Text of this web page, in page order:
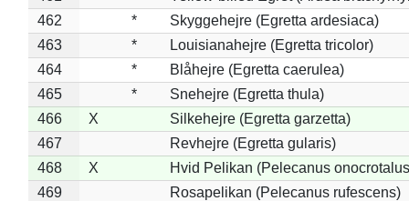
462
*
Skyggehejre (Egretta ardesiaca)
463
*
Louisianahejre (Egretta tricolor)
464
*
Blåhejre (Egretta caerulea)
465
*
Snehejre (Egretta thula)
466
X
Silkehejre (Egretta garzetta)
467
Revhejre (Egretta gularis)
468
X
Hvid Pelikan (Pelecanus
469
Rosapelikan (Pelecanus rufescens)